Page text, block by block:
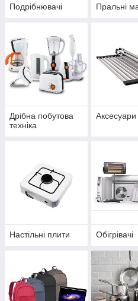
Подрібнювачі Пральні
Дрібна побутова
техніка
Аксесуари
Настільні плити Обігрівачі